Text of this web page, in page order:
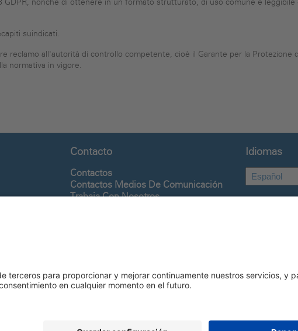
nonché di ottenere in un formato strutturato, di uso comune e
suindicati.
reclamo all'autorità di controllo competente, cioè il Garante per la Protezione
normativa in vigore.
Contacto
Contactos
Contactos Medios De Comunicación
Trabaja Con Nosotros
Idiomas